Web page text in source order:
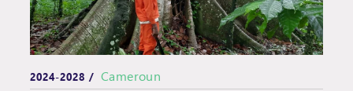
2024-2028 / Cameroun